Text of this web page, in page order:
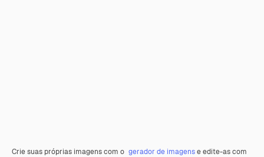
Crie suas próprias imagens com o gerador de imagense edite-as com